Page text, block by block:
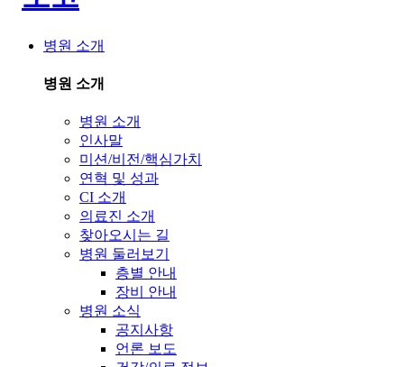
병원 소개
병원 소개
병원 소개
인사말
미션/비전/핵심가치
연혁 및 성과
CI 소개
의료진 소개
찾아오시는 길
병원 둘러보기
층별 안내
장비 안내
병원 소식
공지사항
언론 보도